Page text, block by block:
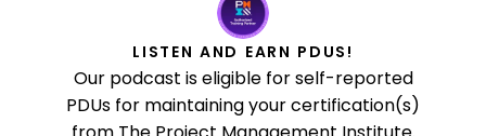
LISTEN AND EARN PDUS!
Our podcast is eligible for self-reported
PDUs for maintaining your certification(s)
from The Project Management Institute.